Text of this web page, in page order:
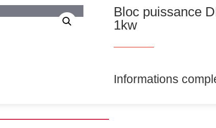
Bloc puissance
1kw
Informations